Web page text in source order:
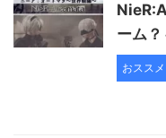
ーム？
おスス